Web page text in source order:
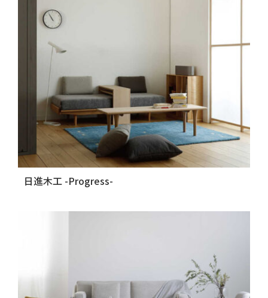
日進木工 -Progress-